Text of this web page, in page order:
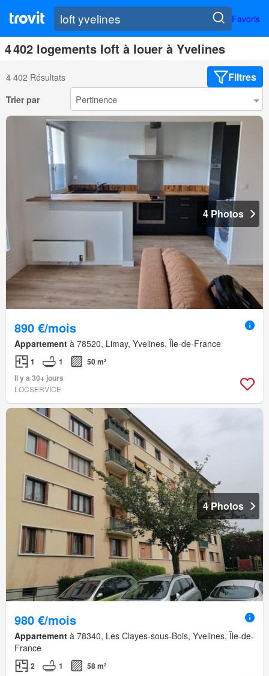
Favoris
4 402 logements loft à louer à Yvelines
4 402 Résultats Filtres
Trier par
4 Photos
890 €/mois
Appartement à 78520, Limay, Yvelines, Île-de-France
1 1
50 m²
Il y a 30+ jours
LOCSERVICE
4 Photos
980 €/mois
Appartement à 78340, Les Clayes-sous-Bois, Yvelines, Île-de-
France
2 1
58 m²